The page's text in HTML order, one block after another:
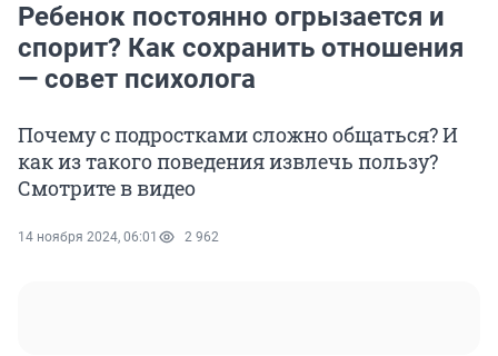
Ребенок постоянно огрызается и
спорит? Как сохранить отношения
— совет психолога
Почему с подростками сложно общаться? И
как из такого поведения извлечь пользу?
Смотрите в видео
14 ноября 2024, 06:01 2 962